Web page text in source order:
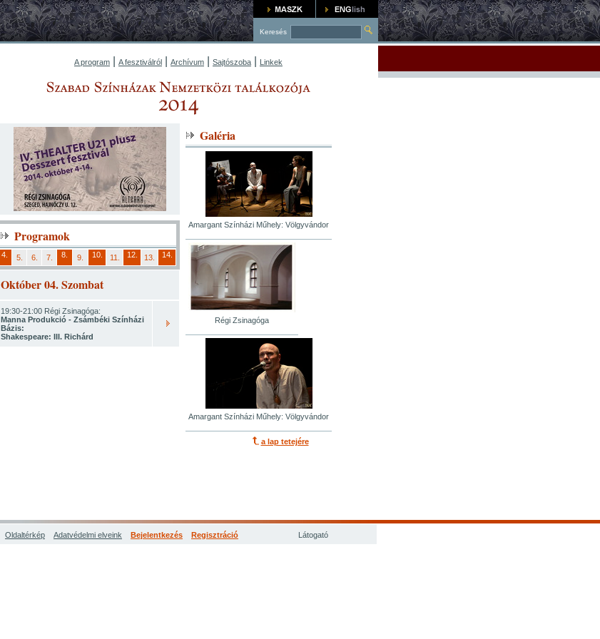
Keresés
A program A fesztiválról Archívum Sajtószoba Linkek
Galéria
Amargant Színházi Műhely: Völgyvándor
Régi Zsinagóga
Amargant Színházi Műhely: Völgyvándor
Programok
4. 5. 6. 7. 8. 9. 10. 11. 12. 13. 14.
Október 04. Szombat
19:30-21:00 Régi Zsinagóga:
Manna Produkció - Zsámbéki Színházi
Bázis:
Shakespeare: III. Richárd
a lap tetejére
Oldaltérkép Adatvédelmi elveink Bejelentkezés Regisztráció Látogató